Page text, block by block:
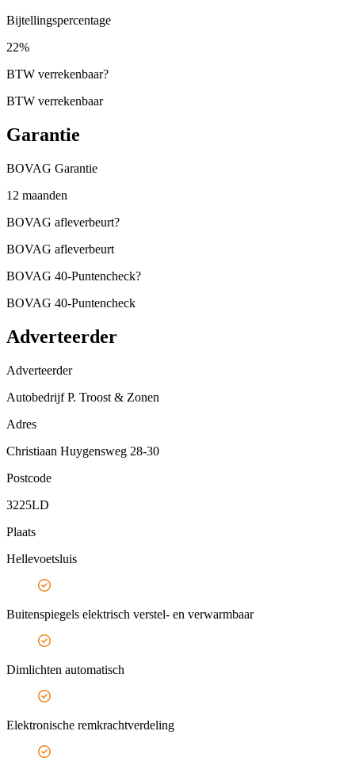
Bijtellingspercentage
22%
BTW verrekenbaar?
BTW verrekenbaar
Garantie
BOVAG Garantie
12 maanden
BOVAG afleverbeurt?
BOVAG afleverbeurt
BOVAG 40-Puntencheck?
BOVAG 40-Puntencheck
Adverteerder
Adverteerder
Autobedrijf P. Troost & Zonen
Adres
Christiaan Huygensweg 28-30
Postcode
3225LD
Plaats
Hellevoetsluis
Buitenspiegels elektrisch verstel- en verwarmbaar
Dimlichten automatisch
Elektronische remkrachtverdeling